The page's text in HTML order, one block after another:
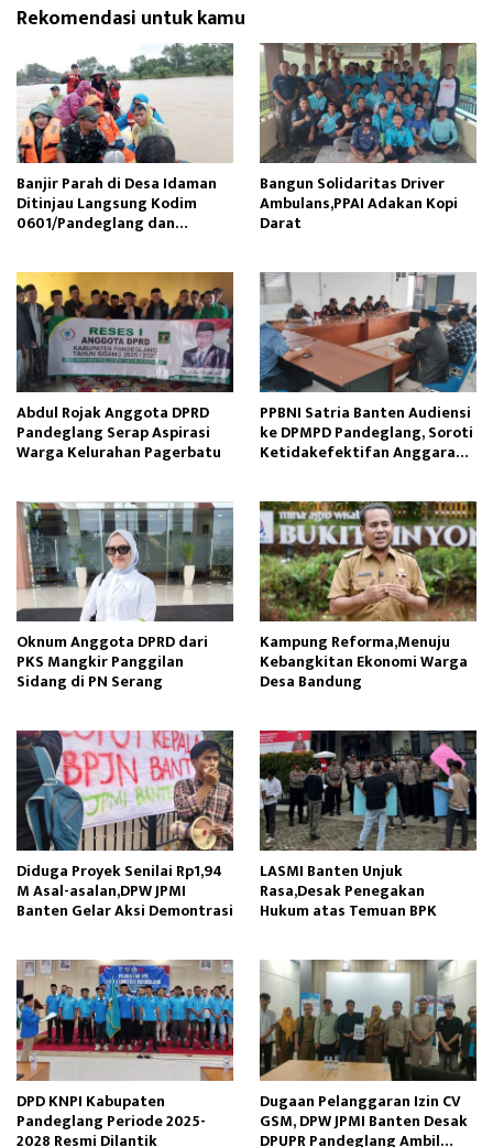
Rekomendasi untuk kamu
Banjir Parah di Desa Idaman
Ditinjau Langsung Kodim
0601/Pandeglang dan
Bangun Solidaritas Driver
Ambulans,PPAI Adakan Kopi
Darat
Abdul Rojak Anggota DPRD
Pandeglang Serap Aspirasi
Warga Kelurahan Pagerbatu
PPBNI Satria Banten Audiensi
ke DPMPD Pandeglang, Soroti
Ketidakefektifan Anggaran
Oknum Anggota DPRD dari
PKS Mangkir Panggilan
Sidang di PN Serang
Kampung Reforma,Menuju
Kebangkitan Ekonomi Warga
Desa Bandung
Diduga Proyek Senilai Rp1,94
M Asal-asalan,DPW JPMI
Banten Gelar Aksi Demontrasi
LASMI Banten Unjuk
Rasa,Desak Penegakan
Hukum atas Temuan BPK
DPD KNPI Kabupaten
Pandeglang Periode 2025-
2028 Resmi Dilantik
Dugaan Pelanggaran Izin CV
GSM, DPW JPMI Banten Desak
DPUPR Pandeglang Ambil